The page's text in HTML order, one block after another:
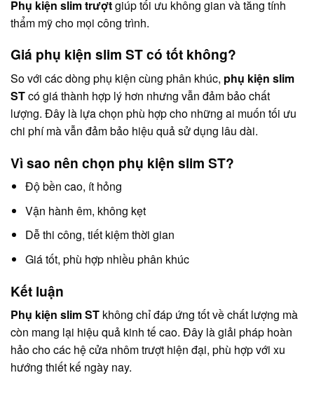
Phụ kiện slim trượtgiúp tối ưu không gian và tăng tính
thẩm mỹ cho mọi công trình.
Giá phụ kiện slim ST có tốt không?
So với các dòng phụ kiện cùng phân khúc, phụ kiện slim
STcó giá thành hợp lý hơn nhưng vẫn đảm bảo chất
lượng. Đây là lựa chọn phù hợp cho những ai muốn tối ưu
chi phí mà vẫn đảm bảo hiệu quả sử dụng lâu dài.
Vì sao nên chọn phụ kiện slim ST?
Độ bền cao, ít hỏng
Vận hành êm, không kẹt
Dễ thi công, tiết kiệm thời gian
Giá tốt, phù hợp nhiều phân khúc
Kết luận
Phụ kiện slim ST không chỉ đáp ứng tốt về chất lượng mà
còn mang lại hiệu quả kinh tế cao. Đây là giải pháp hoàn
hảo cho các hệ cửa nhôm trượt hiện đại, phù hợp với xu
hướng thiết kế ngày nay.